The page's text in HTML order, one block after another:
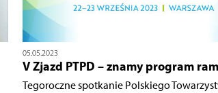
05.05.2023
V Zjazd PTPD – znamy program
Tegoroczne spotkanie Polskiego